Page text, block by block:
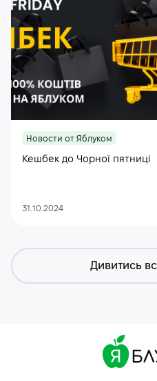
Новости от Яблуком
Кешбек до Чорної пятниці
31.10.2024
Дивитись